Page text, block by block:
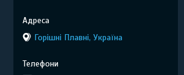
Горішні Плавні, Україна